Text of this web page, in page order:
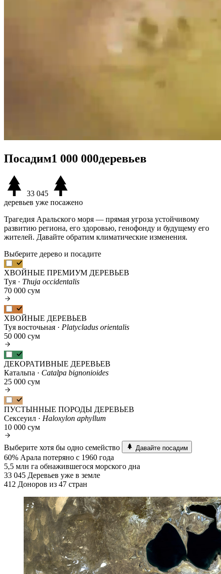
Посадим1 000 000деревьев
33 045
деревьев уже посажено
Трагедия Аральского моря — прямая угроза устойчивому
развитию региона, его здоровью, генофонду и будущему его
жителей. Давайте обратим климатические изменения.
Выберите дерево и посадите
ХВОЙНЫЕ ПРЕМИУМ ДЕРЕВЬЕВ
Туя · Thuja occidentalis
70 000 сум
ХВОЙНЫЕ ДЕРЕВЬЕВ
Туя восточьная · Platycladus orientalis
50 000 сум
ДЕКОРАТИВНЫЕ ДЕРЕВЬЕВ
Катальпа · Catalpa bignonioides
25 000 сум
ПУСТЫННЫЕ ПОРОДЫ ДЕРЕВЬЕВ
Сексеуил · Haloxylon aphyllum
10 000 сум
Выберите хотя бы одно семейство Давайте посадим
60% Арала потеряно с 1960 года
5,5 млн га обнажившегося морского дна
33 045 Деревьев уже в земле
412 Доноров из 47 стран